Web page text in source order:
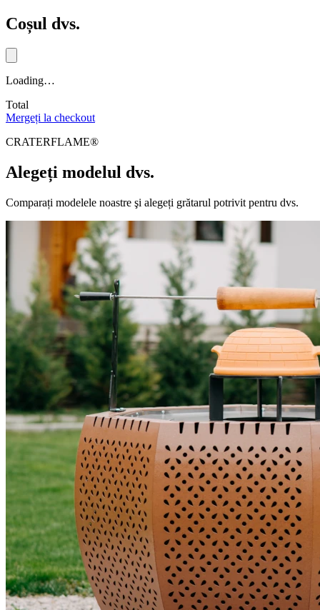
Coșul dvs.
Loading…
Total
Mergeți la checkout
CRATERFLAME®
Alegeți modelul dvs.
Comparați modelele noastre şi alegeți grătarul potrivit pentru dvs.